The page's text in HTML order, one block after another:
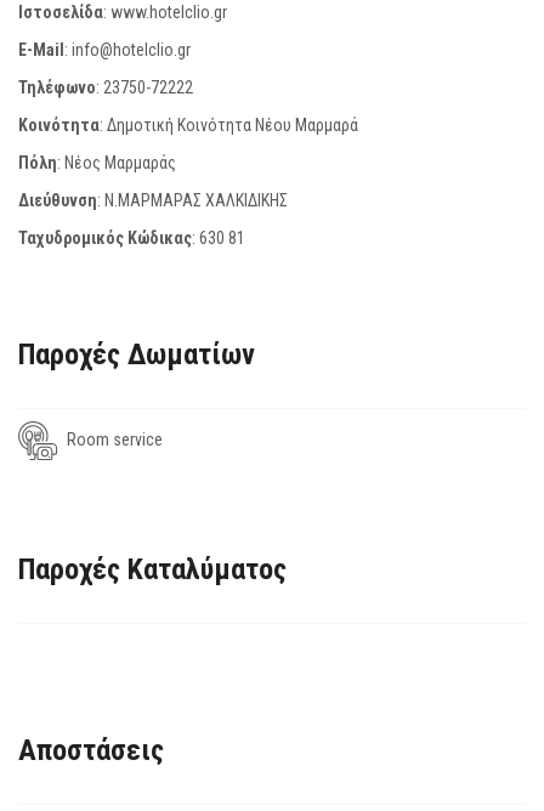
Ιστοσελίδα: www.hotelclio.gr
E-Mail: info@hotelclio.gr
Τηλέφωνο: 23750-72222
Κοινότητα: Δημοτική Κοινότητα Νέου Μαρμαρά
Πόλη: Νέος Μαρμαράς
Διεύθυνση: Ν.ΜΑΡΜΑΡΑΣ ΧΑΛΚΙΔΙΚΗΣ
Ταχυδρομικός Κώδικας: 630 81
Παροχές Δωματίων
Room service
Παροχές Καταλύματος
Αποστάσεις